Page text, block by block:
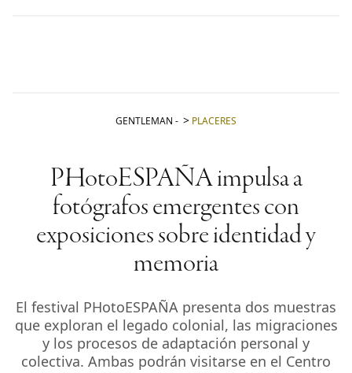
GENTLEMAN - PLACERES
PHotoESPAÑA impulsa a
fotógrafos emergentes con
exposiciones sobre identidad y
memoria
El festival PHotoESPAÑA presenta dos muestras
que exploran el legado colonial, las migraciones
y los procesos de adaptación personal y
colectiva. Ambas podrán visitarse en el Centro